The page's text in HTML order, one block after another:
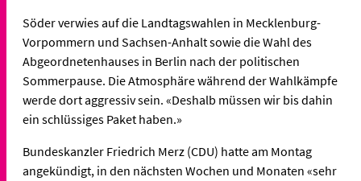
Söder verwies auf die Landtagswahlen in Mecklenburg-
Vorpommern und Sachsen-Anhalt sowie die Wahl des
Abgeordnetenhauses in Berlin nach der politischen
Sommerpause. Die Atmosphäre während der Wahlkämpfe
werde dort aggressiv sein. «Deshalb müssen wir bis dahin
ein schlüssiges Paket haben.»
Bundeskanzler Friedrich Merz (CDU) hatte am Montag
angekündigt, in den nächsten Wochen und Monaten «sehr